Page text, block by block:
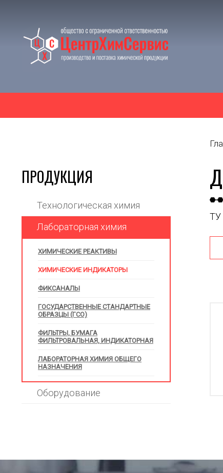
ПРОДУКЦИЯ
Технологическая химия
Лабораторная химия
ХИМИЧЕСКИЕ РЕАКТИВЫ
ХИМИЧЕСКИЕ ИНДИКАТОРЫ
ФИКСАНАЛЫ
ГОСУДАРСТВЕННЫЕ СТАНДАРТНЫЕ
ОБРАЗЦЫ (ГСО)
ФИЛЬТРЫ, БУМАГА
ФИЛЬТРОВАЛЬНАЯ, ИНДИКАТОРНАЯ
ЛАБОРАТОРНАЯ ХИМИЯ ОБЩЕГО
НАЗНАЧЕНИЯ
Оборудование
ТУ